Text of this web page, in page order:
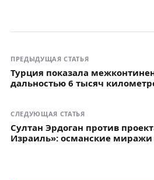
ПРЕДЫДУЩАЯ СТАТЬЯ
Турция показала
дальностью 6 тысяч
СЛЕДУЮЩАЯ СТАТЬЯ
Султан Эрдоган против
Израиль»: османские миражи